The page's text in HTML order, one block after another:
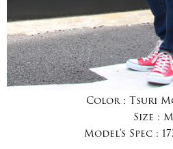
Color : Tsuri
Size : M
Model's Spec :